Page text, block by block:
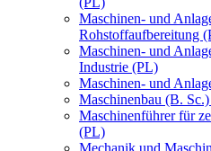
Maschinen- und
Rohstoffaufbereitung
Maschinen- und
Industrie (PL)
Maschinen- und
Maschinenbau (B.
Maschinenführer für
(PL)